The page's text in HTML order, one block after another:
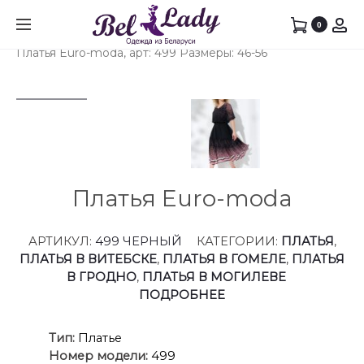
0
Главная Платья
Платья в Гродно
Платья Euro-moda, арт: 499 Размеры: 46-56
Платья Euro-moda
АРТИКУЛ: 499 ЧЕРНЫЙ КАТЕГОРИИ: ПЛАТЬЯ,
ПЛАТЬЯ В ВИТЕБСКЕ, ПЛАТЬЯ В ГОМЕЛЕ, ПЛАТЬЯ
В ГРОДНО, ПЛАТЬЯ В МОГИЛЕВЕ
ПОДРОБНЕЕ
Тип: Платье
Номер модели: 499